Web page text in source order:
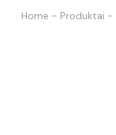
Home - Produktai -